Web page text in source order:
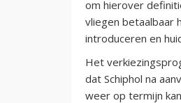
om hierover
vliegen betaalbaar
introduceren en
Het
dat Schiphol na
weer op termijn